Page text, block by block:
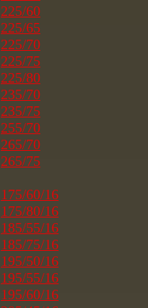
225/60
225/65
225/70
225/75
225/80
235/70
235/75
255/70
265/70
265/75
175/60/16
175/80/16
185/55/16
185/75/16
195/50/16
195/55/16
195/60/16